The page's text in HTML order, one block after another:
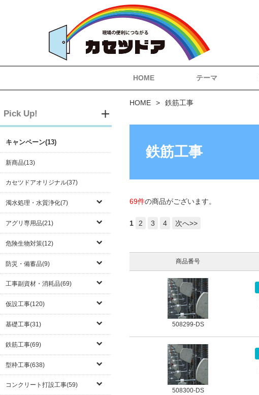
HOME テーマ
Pick Up!
キャンペーン(13)
新商品(13)
カセツドアオリジナル(37)
濁水処理・水質浄化(7)
アグリ専用品(21)
危険生物対策(12)
防災・備蓄品(9)
工事副資材・消耗品(69)
仮設工事(120)
基礎工事(31)
鉄筋工事(69)
型枠工事(638)
コンクリート打設工事(59)
HOME 鉄筋工事
鉄筋工事
69件の商品がございます。
1 2 3 4 次へ>>
商品番号
508299-DS
508300-DS